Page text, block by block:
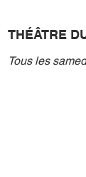
THÉÂTRE
Tous les